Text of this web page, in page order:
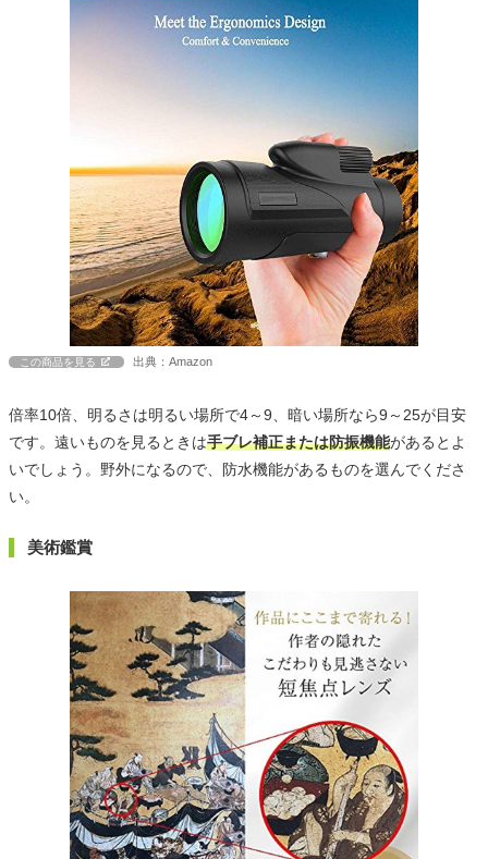
この商品を見る 出典：Amazon
倍率10倍、明るさは明るい場所で4～9、暗い場所なら9～25が目安
です。遠いものを見るときは手ブレ補正または防振機能があるとよ
いでしょう。野外になるので、防水機能があるものを選んでくださ
い。
美術鑑賞